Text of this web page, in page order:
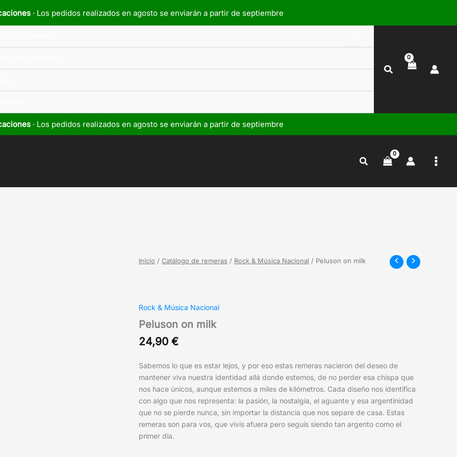
· Los pedidos realizados en agosto se enviarán a partir de septiembre
Buscar
· Los pedidos realizados en agosto se enviarán a partir de septiembre
Buscar
Inicio / Catálogo de remeras / Rock & Música Nacional / Peluson on milk
Rock & Música Nacional
Peluson on milk
24,90 €
Sabemos lo que es estar lejos, y por eso estas remeras nacieron del deseo de
mantener viva nuestra identidad allá donde estemos, de no perder esa chispa que
nos hace únicos, aunque estemos a miles de kilómetros. Cada diseño nos identifica
con algo que nos representa: la pasión, la nostalgia, el aguante y esa argentinidad
que no se pierde nunca, sin importar la distancia que nos separe de casa. Estas
remeras son para vos, que vivís afuera pero seguís siendo tan argento como el
primer día.